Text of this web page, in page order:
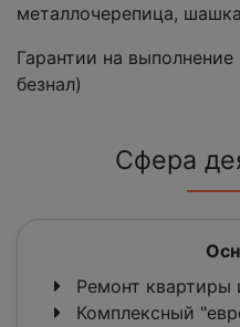
металлочерепица,
Гарантии на
безнал)
Сфера
Ремонт квартиры
Комплексный